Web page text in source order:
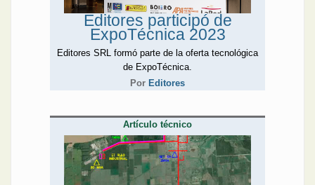
Editores participó de
ExpoTécnica 2023
Editores SRL formó parte de la oferta tecnológica
de ExpoTécnica.
Por Editores
Artículo técnico